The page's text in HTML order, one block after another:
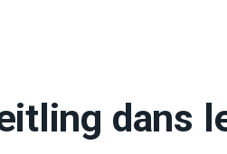
dans